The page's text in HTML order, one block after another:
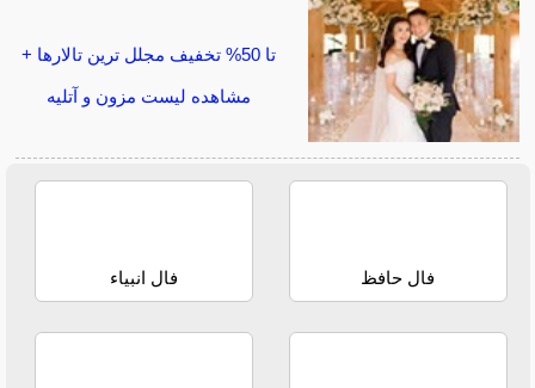
تا 50% تخفیف مجلل ترین تالارها +
مشاهده لیست مزون و آتلیه
فال حافظ فال انبیاء